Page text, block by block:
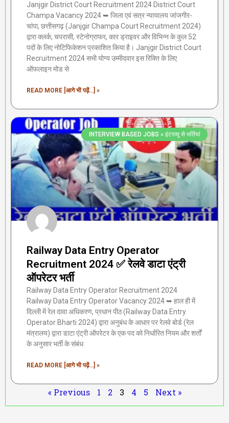
Janjgir District Court Recruitment 2024 District Court
Champa Vacancy 2024 ➥ जिला एवं सत्र न्यायालय जांजगीर-
चांपा, छत्तीसगढ़ (Janjgir Champa Court Recruitment 2024)
द्वारा क्लर्क, चपरासी, स्टेनोग्राफर, कार ड्राइवर और विभिन्न के कुल 52
पदों के लिए नोटिफिकेशन प्रकाशित किया है। Janjgir District Court
Recruitment 2024 सभी योग्य उम्मीदवार इस रिक्ति के लिए
ऑफलाइन मोड से
READ MORE [आगे भी पढ़ें...] »
INTERVIEW BASED JOBS » इंटरव्यू से भर्तियां
Railway Data Entry Operator
Recruitment 2024 ✅ रेलवे डाटा एंट्री
ऑपरेटर भर्ती
Railway Data Entry Operator Recruitment 2024
Railway Data Entry Operator Vacancy 2024 ➥ हाल ही में
दिल्ली में रेल दावा अधिकरण, प्रधान पीठ (Railway Data Entry
Operator Bharti 2024) द्वारा अनुबंध के आधार पर रेलवे बोर्ड (रेल
मंत्रालय) द्वारा डाटा एंट्री ऑपरेटर के एक पद को निर्धारित नियम और शर्तों
के अनुसार भर्ती के संबंध
READ MORE [आगे भी पढ़ें...] »
« Previous 1 2 3 4 5 Next »